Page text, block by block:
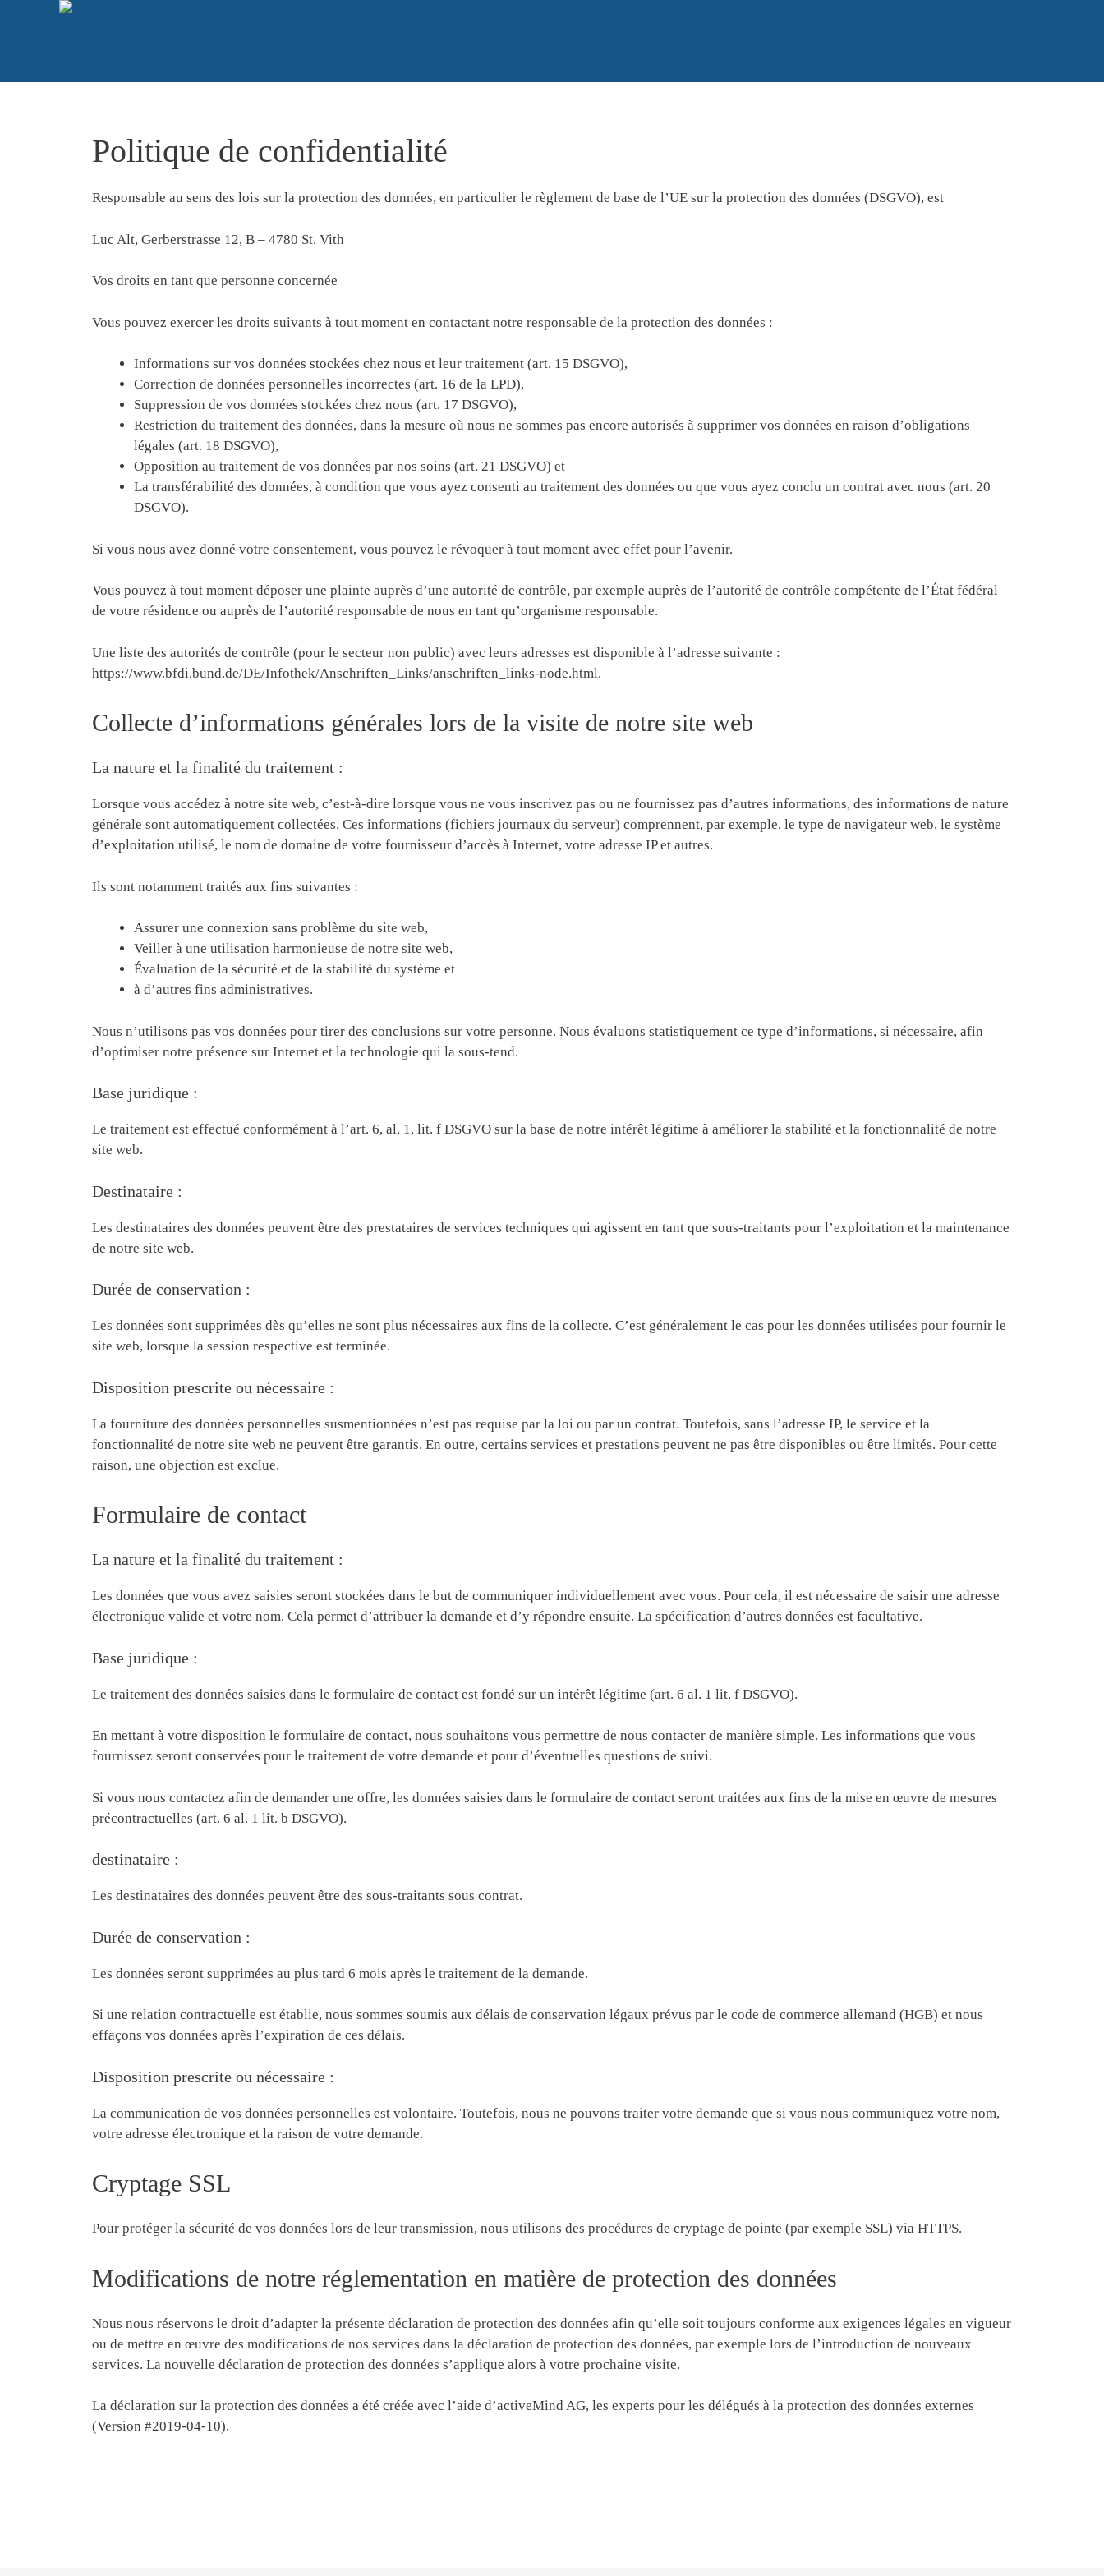
Politique de confidentialité
Responsable au sens des lois sur la protection des données, en particulier le règlement de base de l’UE sur la protection des données (DSGVO), est
Luc Alt, Gerberstrasse 12, B – 4780 St. Vith
Vos droits en tant que personne concernée
Vous pouvez exercer les droits suivants à tout moment en contactant notre responsable de la protection des données :
Informations sur vos données stockées chez nous et leur traitement (art. 15 DSGVO),
Correction de données personnelles incorrectes (art. 16 de la LPD),
Suppression de vos données stockées chez nous (art. 17 DSGVO),
Restriction du traitement des données, dans la mesure où nous ne sommes pas encore autorisés à supprimer vos données en raison d’obligations
légales (art. 18 DSGVO),
Opposition au traitement de vos données par nos soins (art. 21 DSGVO) et
La transférabilité des données, à condition que vous ayez consenti au traitement des données ou que vous ayez conclu un contrat avec nous (art. 20
DSGVO).
Si vous nous avez donné votre consentement, vous pouvez le révoquer à tout moment avec effet pour l’avenir.
Vous pouvez à tout moment déposer une plainte auprès d’une autorité de contrôle, par exemple auprès de l’autorité de contrôle compétente de l’État fédéral
de votre résidence ou auprès de l’autorité responsable de nous en tant qu’organisme responsable.
Une liste des autorités de contrôle (pour le secteur non public) avec leurs adresses est disponible à l’adresse suivante :
https://www.bfdi.bund.de/DE/Infothek/Anschriften_Links/anschriften_links-node.html.
Collecte d’informations générales lors de la visite de notre site web
La nature et la finalité du traitement :
Lorsque vous accédez à notre site web, c’est-à-dire lorsque vous ne vous inscrivez pas ou ne fournissez pas d’autres informations, des informations de nature
générale sont automatiquement collectées. Ces informations (fichiers journaux du serveur) comprennent, par exemple, le type de navigateur web, le système
d’exploitation utilisé, le nom de domaine de votre fournisseur d’accès à Internet, votre adresse IP et autres.
Ils sont notamment traités aux fins suivantes :
Assurer une connexion sans problème du site web,
Veiller à une utilisation harmonieuse de notre site web,
Évaluation de la sécurité et de la stabilité du système et
à d’autres fins administratives.
Nous n’utilisons pas vos données pour tirer des conclusions sur votre personne. Nous évaluons statistiquement ce type d’informations, si nécessaire, afin
d’optimiser notre présence sur Internet et la technologie qui la sous-tend.
Base juridique :
Le traitement est effectué conformément à l’art. 6, al. 1, lit. f DSGVO sur la base de notre intérêt légitime à améliorer la stabilité et la fonctionnalité de notre
site web.
Destinataire :
Les destinataires des données peuvent être des prestataires de services techniques qui agissent en tant que sous-traitants pour l’exploitation et la maintenance
de notre site web.
Durée de conservation :
Les données sont supprimées dès qu’elles ne sont plus nécessaires aux fins de la collecte. C’est généralement le cas pour les données utilisées pour fournir le
site web, lorsque la session respective est terminée.
Disposition prescrite ou nécessaire :
La fourniture des données personnelles susmentionnées n’est pas requise par la loi ou par un contrat. Toutefois, sans l’adresse IP, le service et la
fonctionnalité de notre site web ne peuvent être garantis. En outre, certains services et prestations peuvent ne pas être disponibles ou être limités. Pour cette
raison, une objection est exclue.
Formulaire de contact
La nature et la finalité du traitement :
Les données que vous avez saisies seront stockées dans le but de communiquer individuellement avec vous. Pour cela, il est nécessaire de saisir une adresse
électronique valide et votre nom. Cela permet d’attribuer la demande et d’y répondre ensuite. La spécification d’autres données est facultative.
Base juridique :
Le traitement des données saisies dans le formulaire de contact est fondé sur un intérêt légitime (art. 6 al. 1 lit. f DSGVO).
En mettant à votre disposition le formulaire de contact, nous souhaitons vous permettre de nous contacter de manière simple. Les informations que vous
fournissez seront conservées pour le traitement de votre demande et pour d’éventuelles questions de suivi.
Si vous nous contactez afin de demander une offre, les données saisies dans le formulaire de contact seront traitées aux fins de la mise en œuvre de mesures
précontractuelles (art. 6 al. 1 lit. b DSGVO).
destinataire :
Les destinataires des données peuvent être des sous-traitants sous contrat.
Durée de conservation :
Les données seront supprimées au plus tard 6 mois après le traitement de la demande.
Si une relation contractuelle est établie, nous sommes soumis aux délais de conservation légaux prévus par le code de commerce allemand (HGB) et nous
effaçons vos données après l’expiration de ces délais.
Disposition prescrite ou nécessaire :
La communication de vos données personnelles est volontaire. Toutefois, nous ne pouvons traiter votre demande que si vous nous communiquez votre nom,
votre adresse électronique et la raison de votre demande.
Cryptage SSL
Pour protéger la sécurité de vos données lors de leur transmission, nous utilisons des procédures de cryptage de pointe (par exemple SSL) via HTTPS.
Modifications de notre réglementation en matière de protection des données
Nous nous réservons le droit d’adapter la présente déclaration de protection des données afin qu’elle soit toujours conforme aux exigences légales en vigueur
ou de mettre en œuvre des modifications de nos services dans la déclaration de protection des données, par exemple lors de l’introduction de nouveaux
services. La nouvelle déclaration de protection des données s’applique alors à votre prochaine visite.
La déclaration sur la protection des données a été créée avec l’aide d’activeMind AG, les experts pour les délégués à la protection des données externes
(Version #2019-04-10).